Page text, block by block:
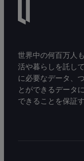
世界中の何百万人
活や暮らしを託し
に必要なデータ、
とができるデータ
できることを保証